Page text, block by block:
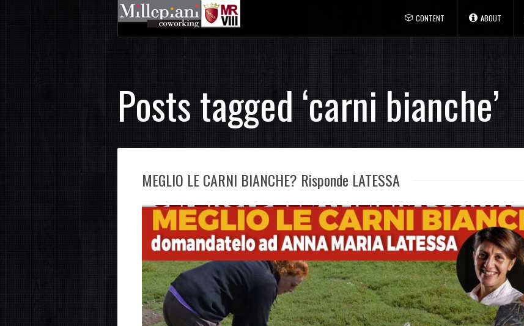
CONTENT ABOUT
Posts tagged ‘carni bianche’
MEGLIO LE CARNI BIANCHE? Risponde LATESSA